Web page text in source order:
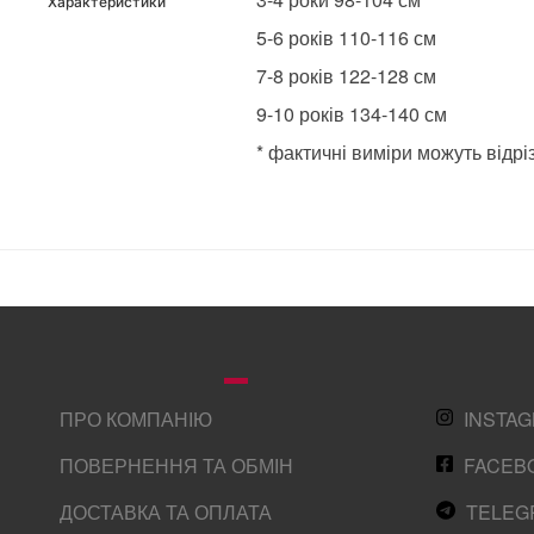
5-6 років 110-116 см
7-8 років 122-128 см
9-10 років 134-140 см
* фактичні виміри можуть
ПРО КОМПАНІЮ
ПОВЕРНЕННЯ ТА ОБМІН
ДОСТАВКА ТА ОПЛАТА